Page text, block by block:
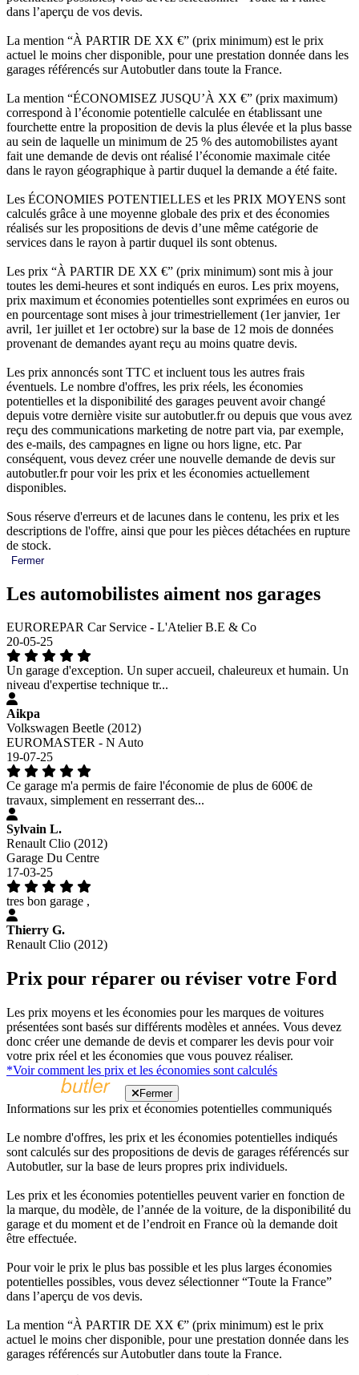
dans l’aperçu de vos devis.
La mention “À PARTIR DE XX €” (prix minimum) est le prix
actuel le moins cher disponible, pour une prestation donnée dans les
garages référencés sur Autobutler dans toute la France.
La mention “ÉCONOMISEZ JUSQU’À XX €” (prix maximum)
correspond à l’économie potentielle calculée en établissant une
fourchette entre la proposition de devis la plus élevée et la plus basse
au sein de laquelle un minimum de 25 % des automobilistes ayant
fait une demande de devis ont réalisé l’économie maximale citée
dans le rayon géographique à partir duquel la demande a été faite.
Les ÉCONOMIES POTENTIELLES et les PRIX MOYENS sont
calculés grâce à une moyenne globale des prix et des économies
réalisés sur les propositions de devis d’une même catégorie de
services dans le rayon à partir duquel ils sont obtenus.
Les prix “À PARTIR DE XX €” (prix minimum) sont mis à jour
toutes les demi-heures et sont indiqués en euros. Les prix moyens,
prix maximum et économies potentielles sont exprimées en euros ou
en pourcentage sont mises à jour trimestriellement (1er janvier, 1er
avril, 1er juillet et 1er octobre) sur la base de 12 mois de données
provenant de demandes ayant reçu au moins quatre devis.
Les prix annoncés sont TTC et incluent tous les autres frais
éventuels. Le nombre d'offres, les prix réels, les économies
potentielles et la disponibilité des garages peuvent avoir changé
depuis votre dernière visite sur autobutler.fr ou depuis que vous avez
reçu des communications marketing de notre part via, par exemple,
des e-mails, des campagnes en ligne ou hors ligne, etc. Par
conséquent, vous devez créer une nouvelle demande de devis sur
autobutler.fr pour voir les prix et les économies actuellement
disponibles.
Sous réserve d'erreurs et de lacunes dans le contenu, les prix et les
descriptions de l'offre, ainsi que pour les pièces détachées en rupture
de stock.
Fermer
Les automobilistes aiment nos garages
EUROREPAR Car Service - L'Atelier B.E & Co
20-05-25
Un garage d'exception. Un super accueil, chaleureux et humain. Un
niveau d'expertise technique tr...
Aikpa
Volkswagen Beetle (2012)
EUROMASTER - N Auto
19-07-25
Ce garage m'a permis de faire l'économie de plus de 600€ de
travaux, simplement en resserrant des...
Sylvain L.
Renault Clio (2012)
Garage Du Centre
17-03-25
tres bon garage ,
Thierry G.
Renault Clio (2012)
Prix pour réparer ou réviser votre Ford
Les prix moyens et les économies pour les marques de voitures
présentées sont basés sur différents modèles et années. Vous devez
donc créer une demande de devis et comparer les devis pour voir
votre prix réel et les économies que vous pouvez réaliser.
*Voir comment les prix et les économies sont calculés
Fermer
Informations sur les prix et économies potentielles communiqués
Le nombre d'offres, les prix et les économies potentielles indiqués
sont calculés sur des propositions de devis de garages référencés sur
Autobutler, sur la base de leurs propres prix individuels.
Les prix et les économies potentielles peuvent varier en fonction de
la marque, du modèle, de l’année de la voiture, de la disponibilité du
garage et du moment et de l’endroit en France où la demande doit
être effectuée.
Pour voir le prix le plus bas possible et les plus larges économies
potentielles possibles, vous devez sélectionner “Toute la France”
dans l’aperçu de vos devis.
La mention “À PARTIR DE XX €” (prix minimum) est le prix
actuel le moins cher disponible, pour une prestation donnée dans les
garages référencés sur Autobutler dans toute la France.